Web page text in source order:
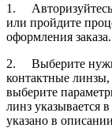
1.
или пройдите
оформления заказа.
2. Выберите
контактные линзы,
выберите
линз указывается
указано в